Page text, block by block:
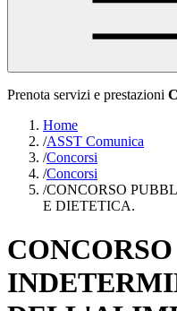
Prenota servizi e prestazioni
Home
/ASST Comunica
/Concorsi
/Concorsi
/CONCORSO
E DIETETICA.